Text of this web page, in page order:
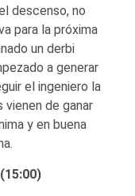
descenso, no
para la próxima
un derbi
a generar
el ingeniero la
vienen de ganar
y en buena